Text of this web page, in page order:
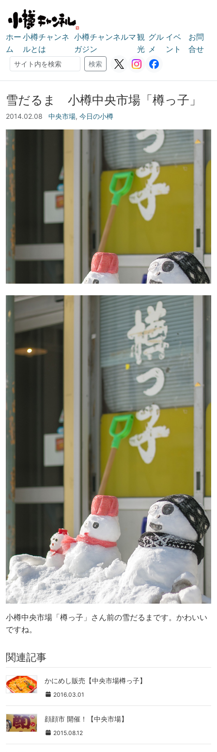
ホー
ム
小樽チャンネ
ルとは
小樽チャンネルマ
ガジン
観
光
グル
メ
イベ
ント
お問
合せ
検索
検索
雪だるま 小樽中央市場「樽っ子」
2014.02.08 中央市場, 今日の小樽
小樽中央市場「樽っ子」さん前の雪だるまです。かわいい
ですね。
関連記事
かにめし販売【中央市場樽っ子】
2016.03.01
顔顔市 開催！【中央市場】
2015.08.12